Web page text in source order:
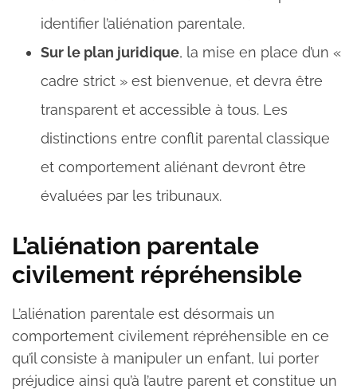
identifier l’aliénation parentale.
Sur le plan juridique, la mise en place d’un «
cadre strict » est bienvenue, et devra être
transparent et accessible à tous. Les
distinctions entre conflit parental classique
et comportement aliénant devront être
évaluées par les tribunaux.
L’aliénation parentale
civilement répréhensible
L’aliénation parentale est désormais un
comportement civilement répréhensible en ce
qu’il consiste à manipuler un enfant, lui porter
préjudice ainsi qu’à l’autre parent et constitue un